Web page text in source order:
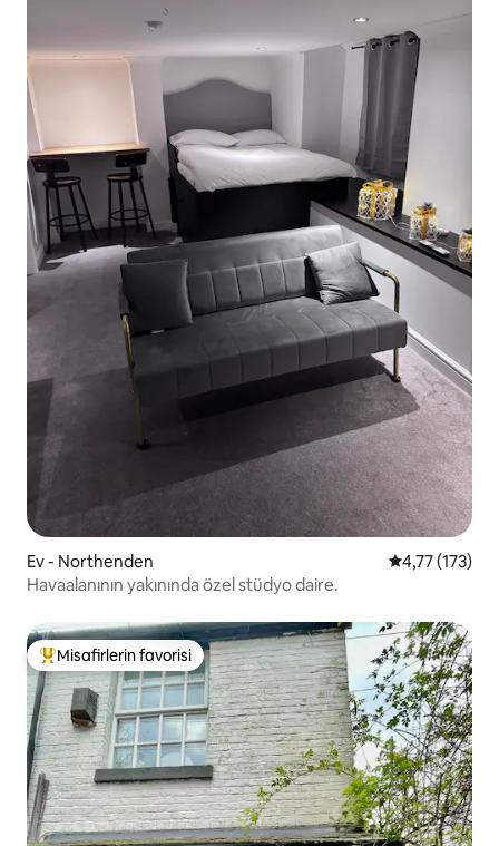
Ev - Northenden 5 üzerinden
4,77 (173)
Havaalanının yakınında özel stüdyo daire.
Misafirlerin favorilerinden en beğenilenler arasında
Misafirlerin favorisi